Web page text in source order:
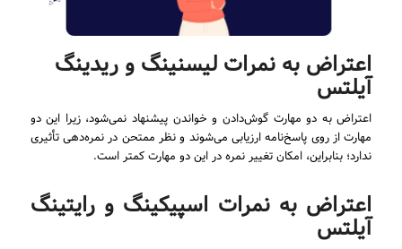
اعتراض به نمرات لیسنینگ و ریدینگ
آیلتس
اعتراض به دو مهارت گوش‌دادن و خواندن پیشنهاد نمی‌شود، زیرا این دو
مهارت از روی پاسخ‌نامه ارزیابی می‌شوند و نظر ممتحن در نمره‌دهی تأثیری
ندارد؛ بنابراین، امکان تغییر نمره در این دو مهارت کمتر است.
اعتراض به نمرات اسپیکینگ و رایتینگ
آیلتس